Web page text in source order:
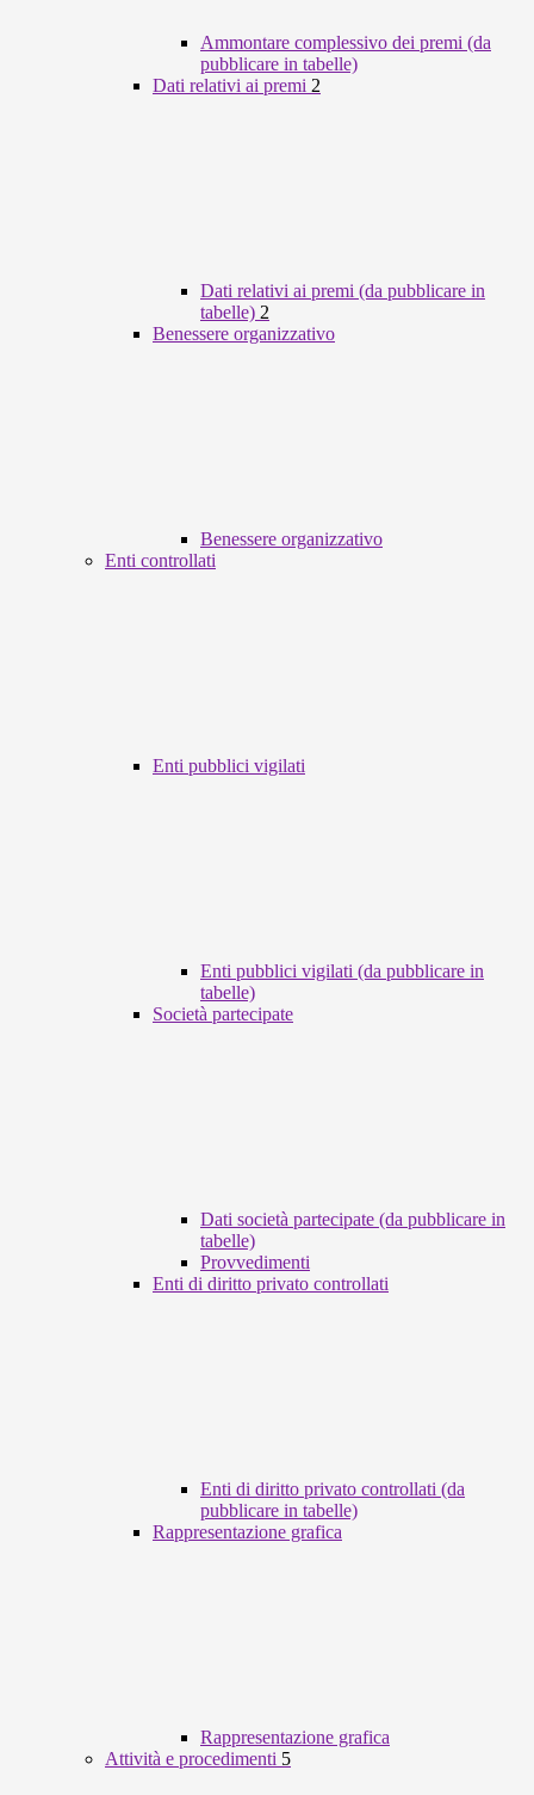
Ammontare complessivo dei premi (da
pubblicare in tabelle)
Dati relativi ai premi 2
Dati relativi ai premi (da pubblicare in
tabelle) 2
Benessere organizzativo
Benessere organizzativo
Enti controllati
Enti pubblici vigilati
Enti pubblici vigilati (da pubblicare in
tabelle)
Società partecipate
Dati società partecipate (da pubblicare in
tabelle)
Provvedimenti
Enti di diritto privato controllati
Enti di diritto privato controllati (da
pubblicare in tabelle)
Rappresentazione grafica
Rappresentazione grafica
Attività e procedimenti 5